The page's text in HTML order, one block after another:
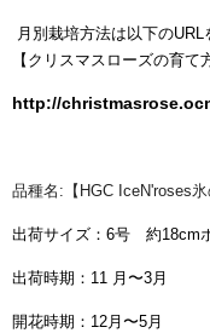
月別栽培方法は以下のURL
【 クリスマスローズの育て
http://
品種名:【HGC IceN'roses
出荷サイズ：6号 約
出荷時期：11 月〜3月
開花時期：12月〜5月